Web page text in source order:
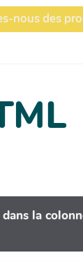
nous des
la